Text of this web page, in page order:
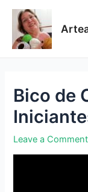
content
Bico de
Leave a Comment